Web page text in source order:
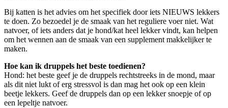
Bij katten is het advies om het specifiek door iets NIEUWS lekkers
te doen. Zo bezoedel je de smaak van het reguliere voer niet. Wat
natvoer, of iets anders dat je hond/kat heel lekker vindt, kan helpen
om het wennen aan de smaak van een supplement makkelijker te
maken.
Hoe kan ik druppels het beste toedienen?
Hond: het beste geef je de druppels rechtstreeks in de mond, maar
als dit niet lukt of erg stressvol is dan mag het ook op een klein
beetje lekkers. Geef de druppels dan op een lekker snoepje of op
een lepeltje natvoer.